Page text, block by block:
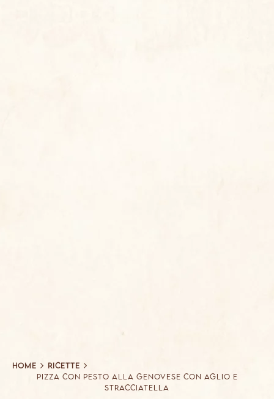
Home
Ricette
Pizza con Pesto alla Genovese con aglio e
stracciatella